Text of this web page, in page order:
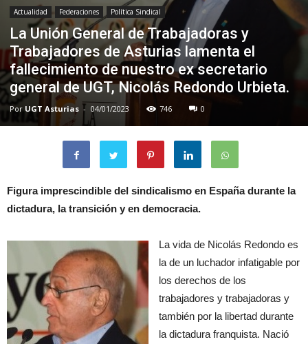
Actualidad Federaciones Política Sindical
La Unión General de Trabajadoras y
Trabajadores de Asturias lamenta el
fallecimiento de nuestro ex secretario
general de UGT, Nicolás Redondo Urbieta.
Por UGT Asturias - 04/01/2023 746 0
Figura imprescindible del sindicalismo en España durante la
dictadura, la transición y en democracia.
La vida de Nicolás Redondo es
la de un luchador infatigable por
los derechos de los
trabajadores y trabajadoras y
también por la libertad durante
la dictadura franquista. Nació